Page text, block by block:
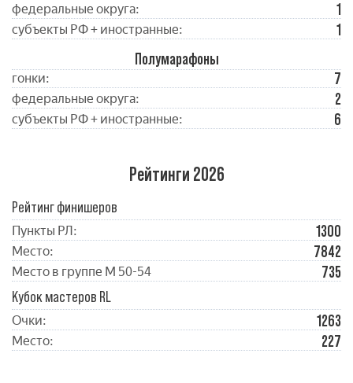
федеральные округа: 1
субъекты РФ + иностранные:
1
Полумарафоны
гонки: 7
федеральные округа: 2
субъекты РФ + иностранные: 6
Рейтинги 2026
Рейтинг финишеров
Пункты РЛ: 1300
Место: 7842
Место в группе М 50-54
735
Кубок мастеров RL
Очки: 1263
Место: 227